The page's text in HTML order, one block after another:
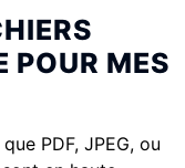
POUR MES
PDF, JPEG, ou